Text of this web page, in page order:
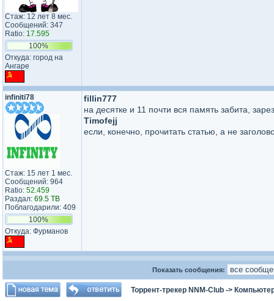
Стаж: 12 лет 8 мес.
Сообщений: 347
Ratio: 17.595
100%
Откуда: город на
Ангаре
infiniti78
Стаж: 15 лет 1 мес.
Сообщений: 964
Ratio: 52.459
Раздал: 69.5 TB
Поблагодарили: 409
100%
Откуда: Фурманов
fillin777
на десятке и 11 почти вся память забита,
Timofejj
если, конечно, прочитать статью, а не
Показать сообщения:
Торрент-трекер NNM-Club ->